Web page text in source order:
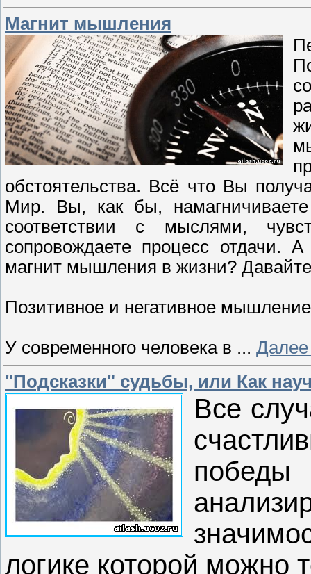
Магнит мышления
обстоятельства. Всё что Вы
Мир. Вы, как бы,
соответствии с мыслями,
сопровождаете процесс отдачи.
магнит мышления в жизни?
Позитивное и негативное мышление
У современного человека в ... Далее
"Подсказки" судьбы, или Как
Все
логике которой можно